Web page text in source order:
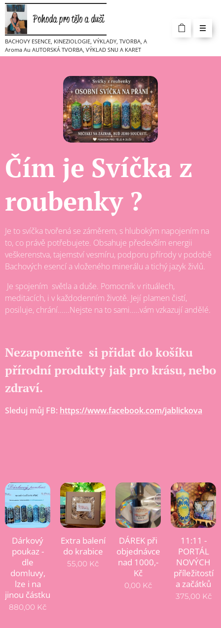
Pohoda pro tělo a duši
BACHOVY ESENCE, KINEZIOLOGIE, VÝKLADY, TVORBA, A
Aroma Au AUTORSKÁ TVORBA, VÝKLAD SNU A KARET
Čím je Svíčka z
roubenky ?
Je to svíčka tvořená se záměrem, s hlubokým napojením na
to, co právě potřebujete. Obsahuje především energii
veškerenstva, tajemství vesmíru, podporu přírody v podobě
Bachových esencí a vloženého minerálu a tichý jazyk živlů.
Je spojením světla a duše. Pomocník v rituálech,
meditacích, i v každodenním životě. Její plamen čistí,
posiluje, chrání......Nejste na to sami.....vám vzkazují andělé.
Nezapomeňte si přidat do košíku
přírodní produkty jak pro krásu, nebo
zdraví.
Sleduj můj FB: https://www.facebook.com/jablickova
Dárkový
poukaz -
dle
domluvy,
lze i na
jinou částku
880,00 Kč
Extra balení
do krabice
55,00 Kč
DÁREK při
objednávce
nad 1000,-
Kč
0,00 Kč
11:11 -
PORTÁL
NOVÝCH
příležitostí
a začátků
375,00 Kč